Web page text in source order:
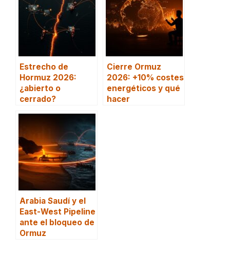
Estrecho de
Hormuz 2026:
¿abierto o
cerrado?
Cierre Ormuz
2026: +10% costes
energéticos y qué
hacer
Arabia Saudí y el
East-West Pipeline
ante el bloqueo de
Ormuz